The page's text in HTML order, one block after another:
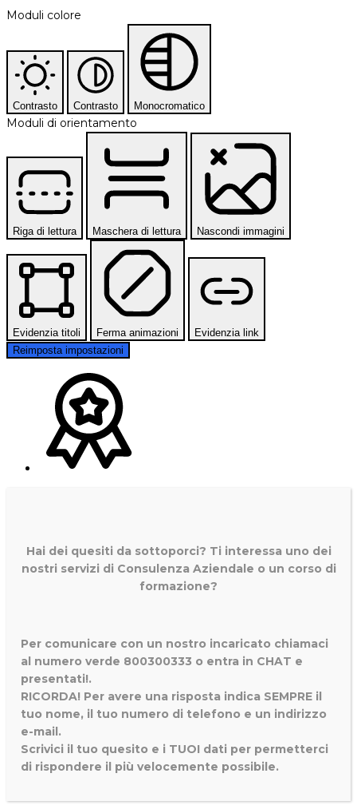
Moduli colore
Contrasto Contrasto Monocromatico
Moduli di orientamento
Riga di lettura Maschera di lettura Nascondi immagini
Evidenzia titoli Ferma animazioni
Evidenzia link
Reimposta impostazioni
Hai dei quesiti da sottoporci? Ti interessa uno dei
nostri servizi di Consulenza Aziendale o un corso di
formazione?
Per comunicare con un nostro incaricato chiamaci
al numero verde 800300333 o entra in CHAT e
presentati!.
RICORDA! Per avere una risposta indica SEMPRE il
tuo nome, il tuo numero di telefono e un indirizzo
e-mail.
Scrivici il tuo quesito e i TUOI dati per permetterci
di rispondere il più velocemente possibile.